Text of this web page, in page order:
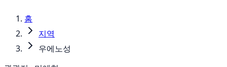
홈
지역
우에노성